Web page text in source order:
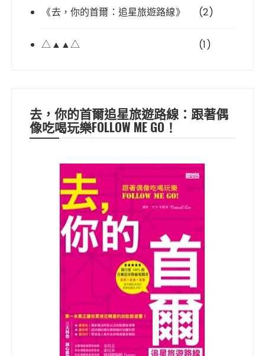
《去，你的首爾：追星旅遊路線》 (2)
△▲▲△ (1)
去，你的首爾追星旅遊路線：跟著偶
像吃喝玩樂FOLLOW ME GO！